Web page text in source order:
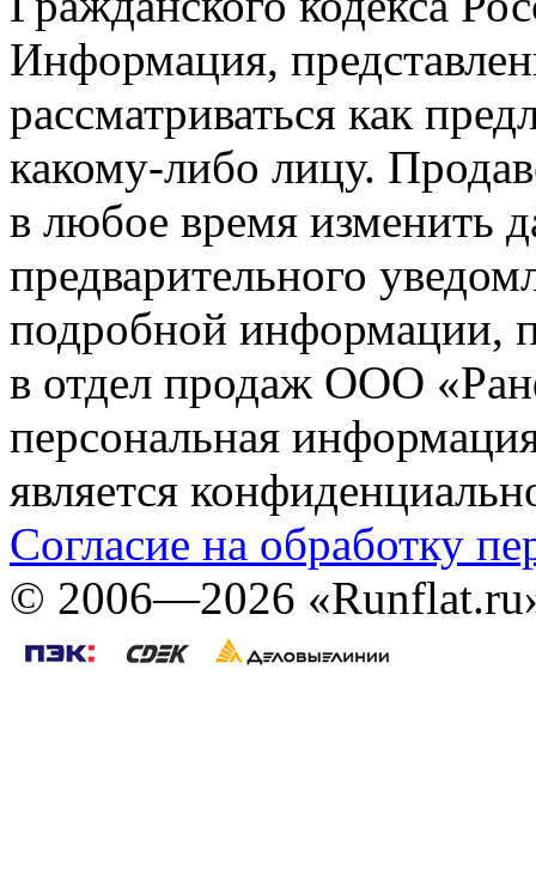
Информация,
рассматриваться как
какому-либо лицу.
в любое время изменить
предварительного
подробной информации,
в отдел продаж ООО
персональная
является
Согласие на обработку
© 2006—2026